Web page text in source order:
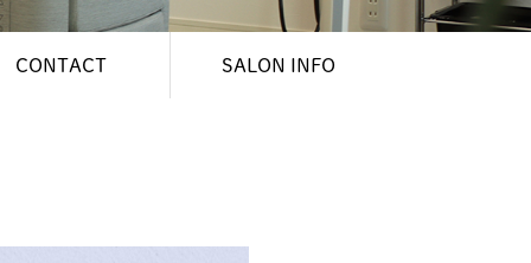
CONTACT SALON INFO